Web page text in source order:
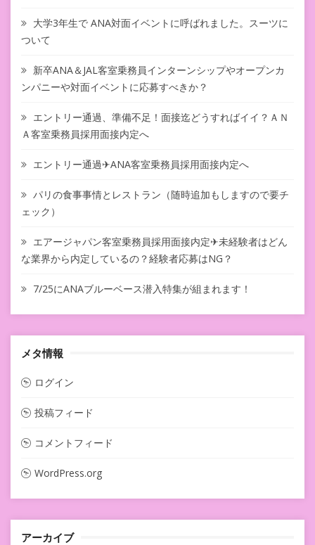
大学3年生で ANA対面イベントに呼ばれました。スーツに
ついて
新卒ANA＆JAL客室乗務員インターンシップやオープンカ
ンパニーや対面イベントに応募すべきか？
エントリー通過、準備不足！面接迄どうすればイイ？ＡＮ
Ａ客室乗務員採用面接内定へ
エントリー通過✈ANA客室乗務員採用面接内定へ
パリの食事事情とレストラン（随時追加もしますので要チ
ェック）
エアージャパン客室乗務員採用面接内定✈未経験者はどん
な業界から内定しているの？経験者応募はNG？
7/25にANAブルーベース潜入特集が組まれます！
メタ情報
ログイン
投稿フィード
コメントフィード
WordPress.org
アーカイブ